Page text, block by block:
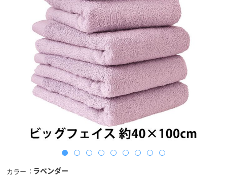
カラー ラベンダー